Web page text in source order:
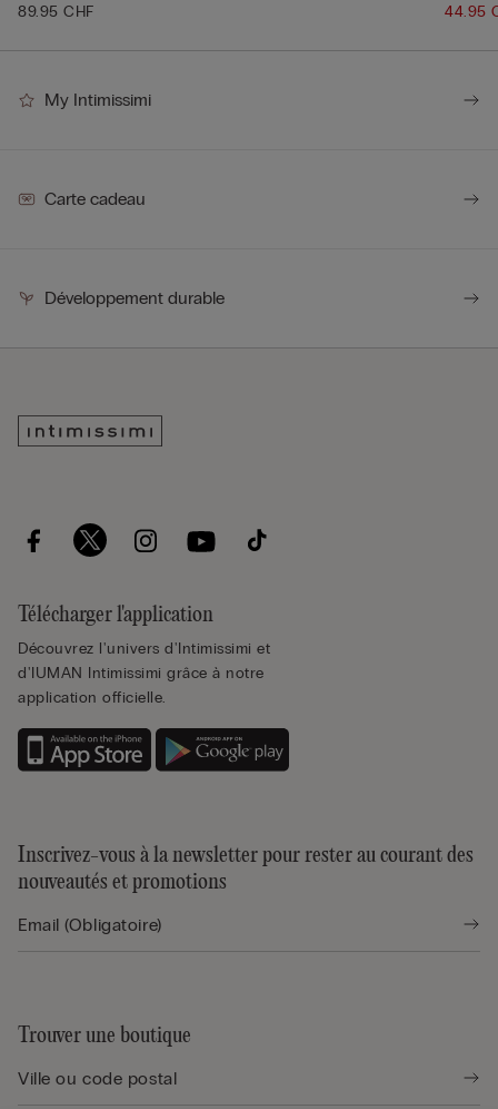
89.95 CHF
44.95
My Intimissimi
Carte cadeau
Développement durable
Télécharger l'application
Découvrez l'univers d'Intimissimi et
d'IUMAN Intimissimi grâce à notre
application officielle.
Inscrivez-vous à la newsletter pour rester au courant des
nouveautés et promotions
Trouver une boutique